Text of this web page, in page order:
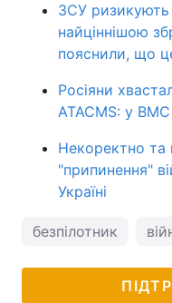
ЗСУ ризикують
найціннішою
пояснили, що
Росіяни
ATACMS: у
Некоректно та
"припинення"
Україні
безпілотник